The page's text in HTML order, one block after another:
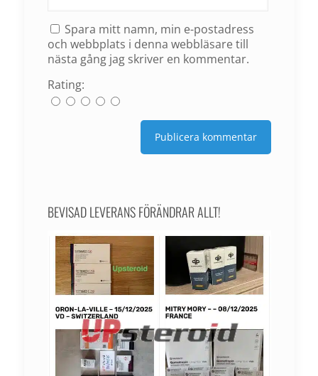
Spara mitt namn, min e-postadress
och webbplats i denna webbläsare till
nästa gång jag skriver en kommentar.
Rating:
BEVISAD LEVERANS FÖRÄNDRAR ALLT!